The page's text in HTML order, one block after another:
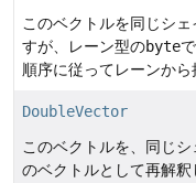
このベクトルを同じシ
すが、レーン型のbyte
順序に従ってレーンから
DoubleVector
このベクトルを、同じ
のベクトルとして再解